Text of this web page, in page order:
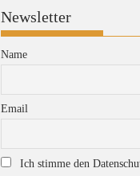
Newsletter
Name
Email
Ich stimme den